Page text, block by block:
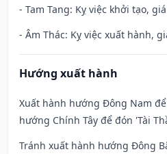
- Tam Tang: Kỵ việc khởi tạo,
- Âm Thác: Kỵ việc xuất hành,
Hướng xuất hành
Xuất hành hướng Đông Nam
hướng Chính Tây để đón 'Tài
Tránh xuất hành hướng Đông